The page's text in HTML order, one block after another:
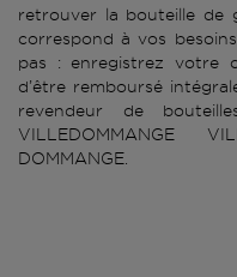
retrouver la bouteille de
correspond à vos
pas : enregistrez votre
d’être remboursé
revendeur de
VILLEDOMMANGE
DOMMANGE.